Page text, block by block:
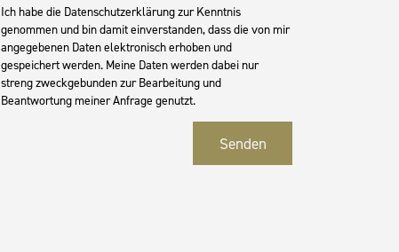
Ich habe die Datenschutzerklärung zur Kenntnis
genommen und bin damit einverstanden, dass die von mir
angegebenen Daten elektronisch erhoben und
gespeichert werden. Meine Daten werden dabei nur
streng zweckgebunden zur Bearbeitung und
Beantwortung meiner Anfrage genutzt.